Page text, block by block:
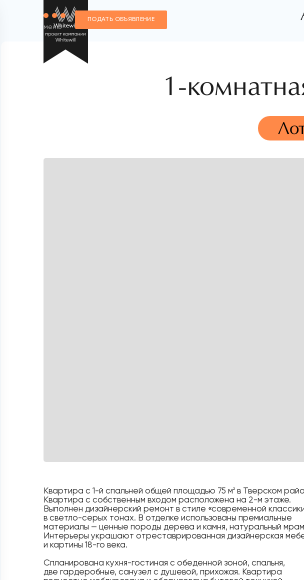
меню
ПОДАТЬ ОБЪЯВЛЕНИЕ
1-
Квартира с 1-й спальней общей площадью 75 м2 в Тверском
Квартира с собственным входом расположена на 2-м этаже.
Выполнен дизайнерский ремонт в стиле «современной
в светло-серых тонах. В отделке использованы премиальные
материалы — ценные породы дерева и камня, натуральный
Интерьеры украшают отреставрированная дизайнерская
и картины 18-го века.
Спланирована кухня-гостиная с обеденной зоной, спальня,
две гардеробные, санузел с душевой, прихожая. Квартира